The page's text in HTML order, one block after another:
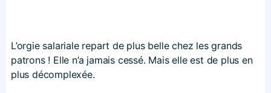
L’orgie salariale repart de plus belle chez les grands
patrons ! Elle n’a jamais cessé. Mais elle est de plus en
plus décomplexée.